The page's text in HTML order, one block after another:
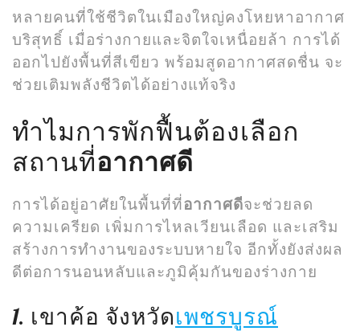
หลายคนที่ใช้ชีวิตในเมืองใหญ่คงโหยหาอากาศ
บริสุทธิ์ เมื่อร่างกายและจิตใจเหนื่อยล้า การได้
ออกไปยังพื้นที่สีเขียว พร้อมสูดอากาศสดชื่น จะ
ช่วยเติมพลังชีวิตได้อย่างแท้จริง
ทำไมการพักฟื้นต้องเลือก
สถานที่อากาศดี
การได้อยู่อาศัยในพื้นที่ที่อากาศดีจะช่วยลด
ความเครียด เพิ่มการไหลเวียนเลือด และเสริม
สร้างการทำงานของระบบหายใจ อีกทั้งยังส่งผล
ดีต่อการนอนหลับและภูมิคุ้มกันของร่างกาย
1. เขาค้อ จังหวัดเพชรบูรณ์